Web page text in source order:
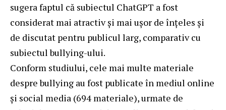
sugera faptul că subiectul ChatGPT a fost
considerat mai atractiv și mai ușor de înțeles și
de discutat pentru publicul larg, comparativ cu
subiectul bullying-ului.
Conform studiului, cele mai multe materiale
despre bullying au fost publicate în mediul online
și social media (694 materiale), urmate de